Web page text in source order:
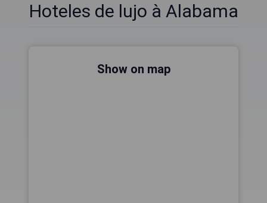
Hoteles de lujo à Alabama
Show on map